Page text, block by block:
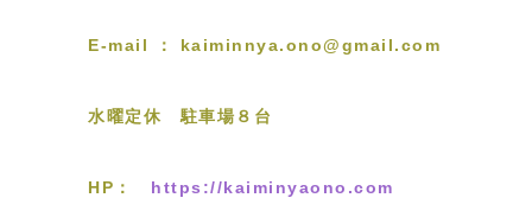
E-mail ： kaiminnya.ono@gmail.com
水曜定休 駐車場８台
HP： https://kaiminyaono.com